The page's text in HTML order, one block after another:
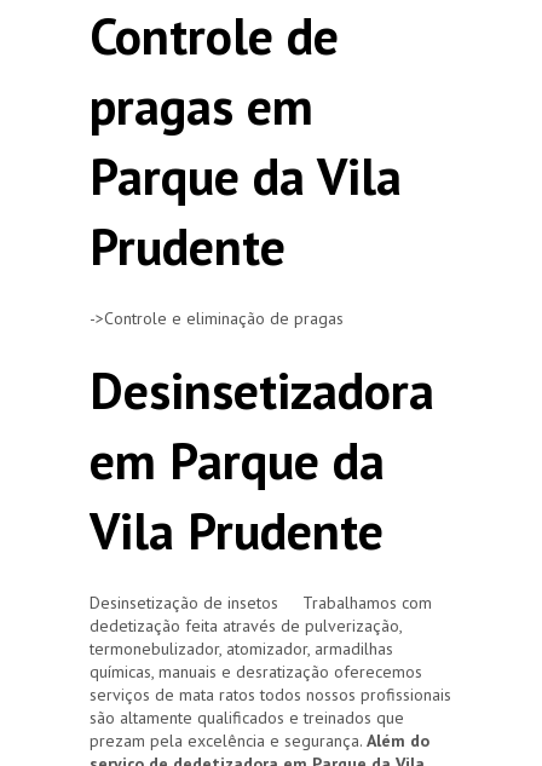
Controle de
pragas em
Parque da Vila
Prudente
->Controle e eliminação de pragas
Desinsetizadora
em Parque da
Vila Prudente
Desinsetização de insetos Trabalhamos com
dedetização feita através de pulverização,
termonebulizador, atomizador, armadilhas
químicas, manuais e desratização oferecemos
serviços de mata ratos todos nossos profissionais
são altamente qualificados e treinados que
prezam pela excelência e segurança. Além do